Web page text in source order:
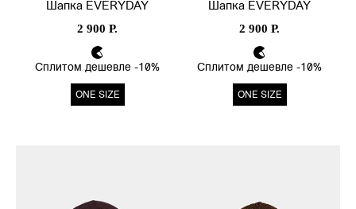
Шапка EVERYDAY
2 900 Р.
Сплитом дешевле -10%
ONE SIZE
Шапка EVERYDAY
2 900 Р.
Сплитом дешевле -10%
ONE SIZE